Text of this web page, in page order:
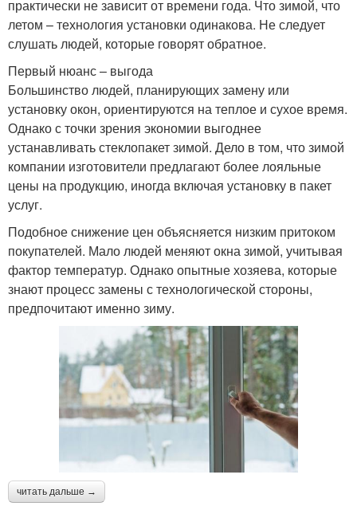
практически не зависит от времени года. Что зимой, что
летом – технология установки одинакова. Не следует
слушать людей, которые говорят обратное.
Первый нюанс – выгода
Большинство людей, планирующих замену или
установку окон, ориентируются на теплое и сухое время.
Однако с точки зрения экономии выгоднее
устанавливать стеклопакет зимой. Дело в том, что зимой
компании изготовители предлагают более лояльные
цены на продукцию, иногда включая установку в пакет
услуг.
Подобное снижение цен объясняется низким притоком
покупателей. Мало людей меняют окна зимой, учитывая
фактор температур. Однако опытные хозяева, которые
знают процесс замены с технологической стороны,
предпочитают именно зиму.
читать дальше →